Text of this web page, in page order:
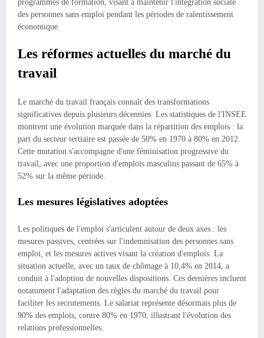
programmes de formation, visant à maintenir l'intégration sociale
des personnes sans emploi pendant les périodes de ralentissement
économique.
Les réformes actuelles du marché du
travail
Le marché du travail français connaît des transformations
significatives depuis plusieurs décennies. Les statistiques de l'INSEE
montrent une évolution marquée dans la répartition des emplois : la
part du secteur tertiaire est passée de 50% en 1970 à 80% en 2012.
Cette mutation s'accompagne d'une féminisation progressive du
travail, avec une proportion d'emplois masculins passant de 65% à
52% sur la même période.
Les mesures législatives adoptées
Les politiques de l'emploi s'articulent autour de deux axes : les
mesures passives, centrées sur l'indemnisation des personnes sans
emploi, et les mesures actives visant la création d'emplois. La
situation actuelle, avec un taux de chômage à 10,4% en 2014, a
conduit à l'adoption de nouvelles dispositions. Ces dernières incluent
notamment l'adaptation des règles du marché du travail pour
faciliter les recrutements. Le salariat représente désormais plus de
90% des emplois, contre 80% en 1970, illustrant l'évolution des
relations professionnelles.